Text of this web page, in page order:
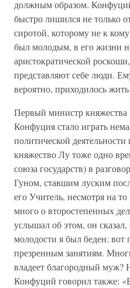
должным образом.
быстро лишился не только
сиротой, которому не к
был молодым, в его жизни
аристократической
представляют себе люди.
вероятно, приходилось
Первый министр
Конфуция стало играть
политической
княжество Лу тоже одно
союза государств) в
Гуном, ставшим луским
его Учитель, несмотря на
много о второстепенных
услышал об этом, он
молодости я был беден:
презренным занятиям.
владеет благородный
Конфуций говорил также: